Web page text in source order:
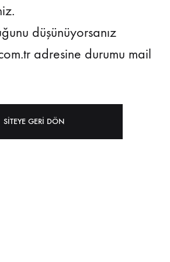
düşünüyorsanız
adresine durumu mail
SITEYE GERI DÖN